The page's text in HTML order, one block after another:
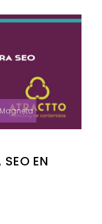
Magneta
EN